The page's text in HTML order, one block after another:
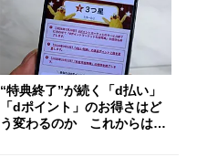
“特典終了”が続く「d払い」
「dポイント」のお得さはど
う変わるのか これからは